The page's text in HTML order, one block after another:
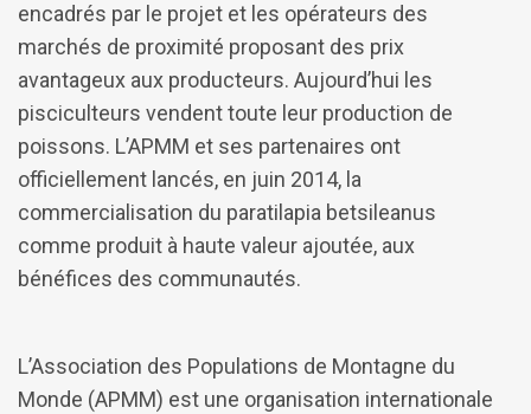
encadrés par le projet et les opérateurs des
marchés de proximité proposant des prix
avantageux aux producteurs. Aujourd’hui les
pisciculteurs vendent toute leur production de
poissons. L’APMM et ses partenaires ont
officiellement lancés, en juin 2014, la
commercialisation du paratilapia betsileanus
comme produit à haute valeur ajoutée, aux
bénéfices des communautés.
L’Association des Populations de Montagne du
Monde (APMM) est une organisation internationale